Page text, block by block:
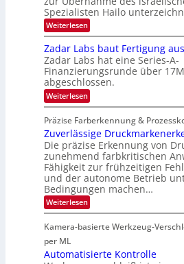
o
g
i
a
t
2
0
2
7
i
g
h
t
0
2
6
l
i
g
t
s
i
c
h
a
n
S
r
e
a
c
t
s
S
e
r
i
s
B
-
k
s
t
o
e
ü
b
e
r
n
i
m
t
D
a
r
k
V
i
s
i
n
Spezialisten Hailo
Weiterlesen:
M
c
r
o
c
h
i
p
p
l
a
n
t
Ü
b
e
r
n
a
h
v
Zadar Labs baut Fertigung aus
Zadar Labs hat eine Series-A-
Finanzierungsrunde über
abgeschlossen.
Weiterlesen:
Z
d
a
r
L
a
b
s
b
a
u
F
t
Präzise Farberkennung &
Zuverlässige
Die präzise Erkennung von
zunehmend farbkritischen
Fähigkeit zur frühzeitigen
und der autonome Betrieb
Bedingungen machen…
Weiterlesen:
Z
v
l
Kamera-basierte Werkzeug-
per ML
Automatisierte Kontrolle